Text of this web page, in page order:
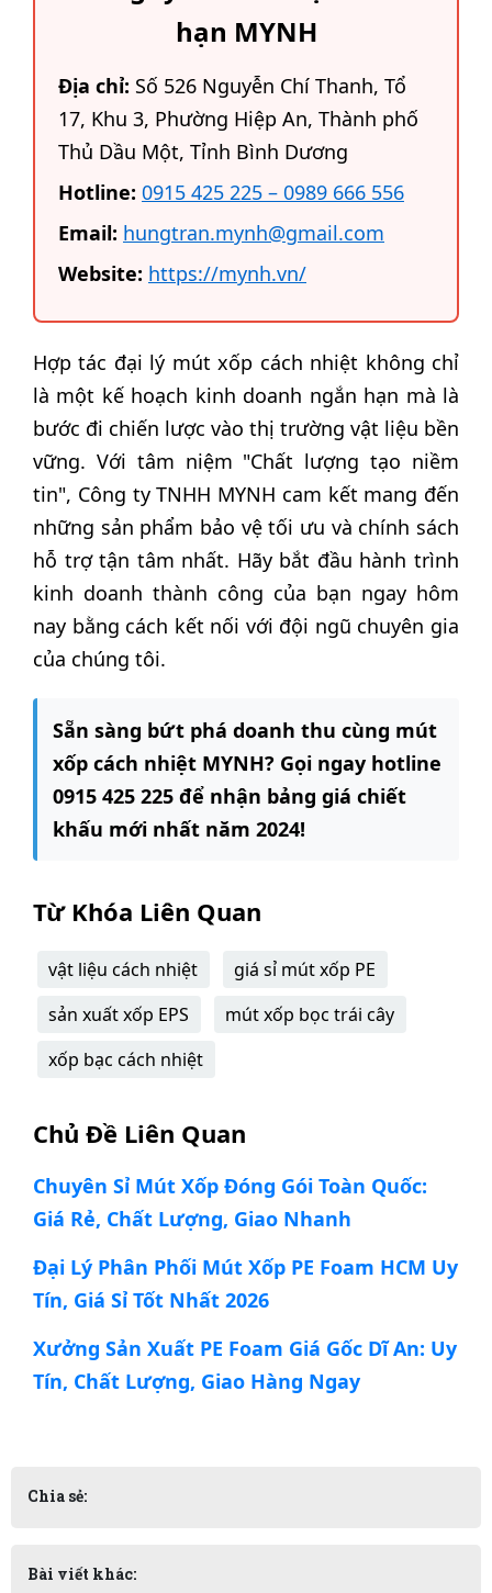
hạn MYNH
Địa chỉ: Số 526 Nguyễn Chí Thanh, Tổ
17, Khu 3, Phường Hiệp An, Thành phố
Thủ Dầu Một, Tỉnh Bình Dương
Hotline: 0915 425 225 – 0989 666 556
Email: hungtran.mynh@gmail.com
Website: https://mynh.vn/
Hợp tác đại lý mút xốp cách nhiệt không chỉ
là một kế hoạch kinh doanh ngắn hạn mà là
bước đi chiến lược vào thị trường vật liệu bền
vững. Với tâm niệm "Chất lượng tạo niềm
tin", Công ty TNHH MYNH cam kết mang đến
những sản phẩm bảo vệ tối ưu và chính sách
hỗ trợ tận tâm nhất. Hãy bắt đầu hành trình
kinh doanh thành công của bạn ngay hôm
nay bằng cách kết nối với đội ngũ chuyên gia
của chúng tôi.
Sẵn sàng bứt phá doanh thu cùng mút
xốp cách nhiệt MYNH? Gọi ngay hotline
0915 425 225 để nhận bảng giá chiết
khấu mới nhất năm 2024!
Từ Khóa Liên Quan
vật liệu cách nhiệt
giá sỉ mút xốp PE
sản xuất xốp EPS
mút xốp bọc trái cây
xốp bạc cách nhiệt
Chủ Đề Liên Quan
Chuyên Sỉ Mút Xốp Đóng Gói Toàn Quốc:
Giá Rẻ, Chất Lượng, Giao Nhanh
Đại Lý Phân Phối Mút Xốp PE Foam HCM Uy
Tín, Giá Sỉ Tốt Nhất 2026
Xưởng Sản Xuất PE Foam Giá Gốc Dĩ An: Uy
Tín, Chất Lượng, Giao Hàng Ngay
Chia sẻ:
Bài viết khác: